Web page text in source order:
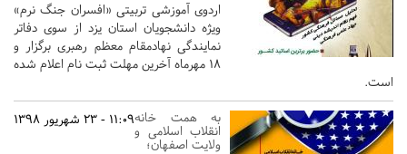
اردوی آموزشی تربیتی «افسران جنگ نرم»
ویژه دانشجویان استان یزد از سوی دفاتر
نمایندگی نهادمقام معظم رهبری برگزار و
18 مهرماه آخرین مهلت ثبت نام اعلام شده
است.
11:09 - 23 شهریور 1398به همت خانه
انقلاب اسلامی و
ولایت اصفهان؛